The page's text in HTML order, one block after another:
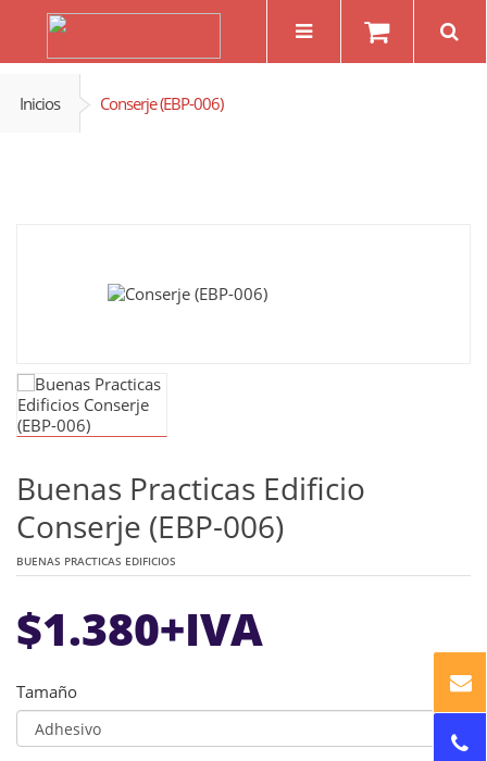
Inicios Conserje (EBP-006)
Buenas Practicas Edificio
Conserje (EBP-006)
BUENAS PRACTICAS EDIFICIOS
$1.380+IVA
Tamaño